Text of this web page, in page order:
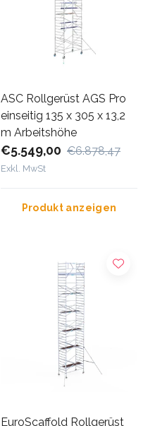
ASC Rollgerüst AGS Pro
einseitig 135 x 305 x 13,2
m Arbeitshöhe
€5.549,00 €6.878,47
Exkl. MwSt
Produkt anzeigen
EuroScaffold Rollgerüst